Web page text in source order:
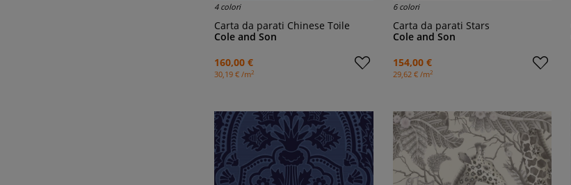
4 colori
Carta da parati Chinese Toile
Cole and Son
160,00 €
30,19 € /m2
6 colori
Carta da parati Stars
Cole and Son
154,00 €
29,62 € /m2